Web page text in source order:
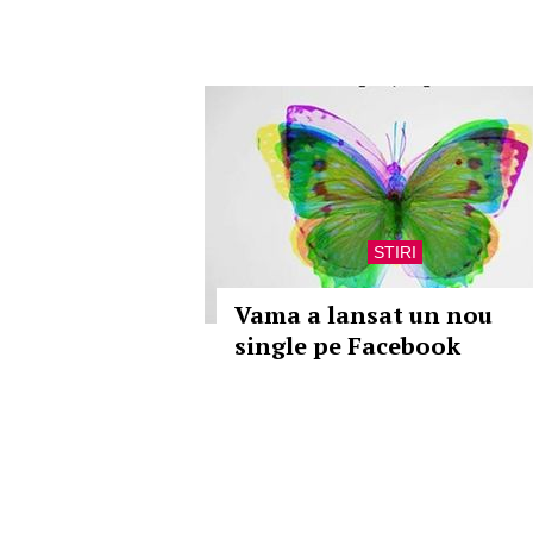
STIRI
Vama a lansat un nou
single pe Facebook